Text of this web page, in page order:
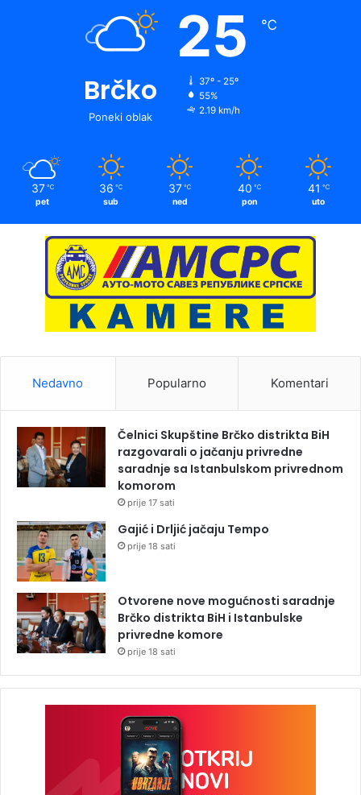
Brčko
Poneki oblak
25 ℃
37º - 25º
55%
2.19 km/h
37 ℃
pet
36 ℃
sub
37 ℃
ned
40 ℃
pon
41 ℃
uto
Nedavno Popularno Komentari
Čelnici Skupštine Brčko distrikta BiH
razgovarali o jačanju privredne
saradnje sa Istanbulskom privrednom
komorom
prije 17 sati
Gajić i Drljić jačaju Tempo
prije 18 sati
Otvorene nove mogućnosti saradnje
Brčko distrikta BiH i Istanbulske
privredne komore
prije 18 sati